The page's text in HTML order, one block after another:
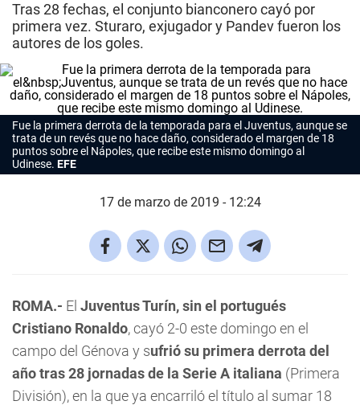
Tras 28 fechas, el conjunto bianconero cayó por
primera vez. Sturaro, exjugador y Pandev fueron los
autores de los goles.
Fue la primera derrota de la temporada para el Juventus, aunque se
trata de un revés que no hace daño, considerado el margen de 18
puntos sobre el Nápoles, que recibe este mismo domingo al
Udinese. EFE
17 de marzo de 2019 - 12:24
ROMA.- El Juventus Turín, sin el portugués
Cristiano Ronaldo, cayó 2-0 este domingo en el
campo del Génova y sufrió su primera derrota del
año tras 28 jornadas de la Serie A italiana (Primera
División), en la que ya encarriló el título al sumar 18